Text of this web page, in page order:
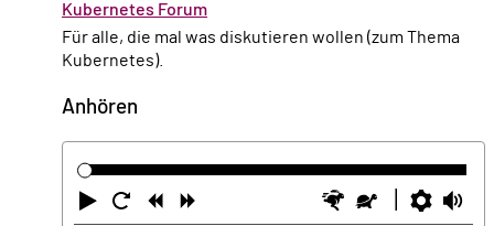
Kubernetes Forum
Für alle, die mal was diskutieren wollen (zum Thema
Kubernetes).
Anhören
Abspielen
Neustart
Zurück Schneller
Langsamer